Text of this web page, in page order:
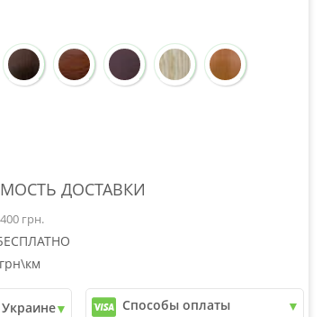
ДОСТАВКИ
400 грн.
Способы оплаты